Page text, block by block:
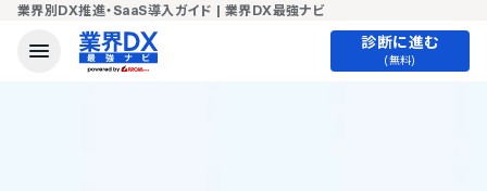
業界別DX推進・SaaS導入ガイド | 業界DX最強ナビ
診断に進む
(無料)